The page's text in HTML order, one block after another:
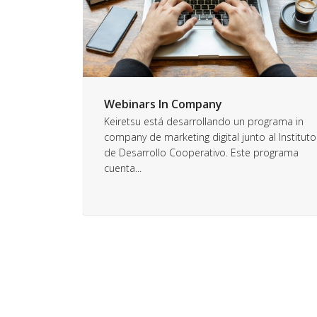
Webinars In Company
Keiretsu está desarrollando un programa in
company de marketing digital junto al Instituto
de Desarrollo Cooperativo. Este programa
cuenta...